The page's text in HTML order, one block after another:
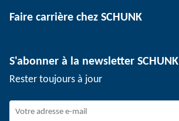
Technologie de serrage de pièce
Sites
Événements
Faire carrière chez SCHUNK
SCHUNK en tant qu'employeur
Rejoindre SCHUNK
S'abonner à la newsletter SCHUNK
Rester toujours à jour